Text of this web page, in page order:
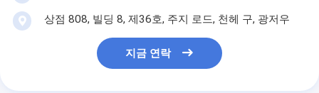
상점 808, 빌딩 8, 제36호, 주지 로드, 천헤 구, 광저우
지금 연락